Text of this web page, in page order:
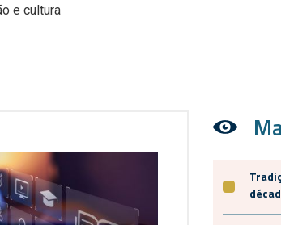
e cultura